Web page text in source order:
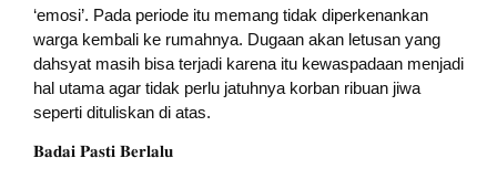
‘emosi’. Pada periode itu memang tidak diperkenankan
warga kembali ke rumahnya. Dugaan akan letusan yang
dahsyat masih bisa terjadi karena itu kewaspadaan menjadi
hal utama agar tidak perlu jatuhnya korban ribuan jiwa
seperti dituliskan di atas.
𝐁𝐚𝐝𝐚𝐢 𝐏𝐚𝐬𝐭𝐢 𝐁𝐞𝐫𝐥𝐚𝐥𝐮